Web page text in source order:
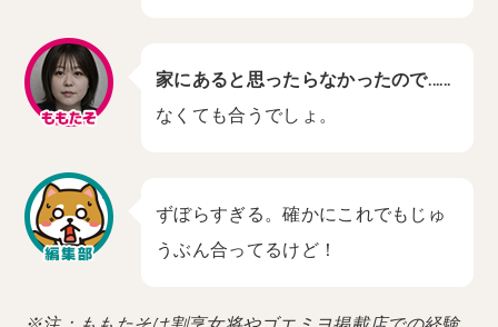
家にあると思ったらなかったので……
なくても合うでしょ。
ずぼらすぎる。確かにこれでもじゅ
うぶん合ってるけど！